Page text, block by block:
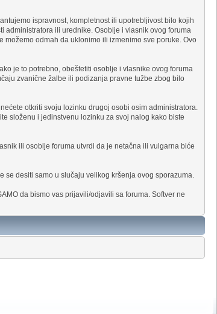
ispravnost, kompletnost ili upotrebljivost bilo kojih
administratora ili urednike. Osoblje i vlasnik ovog foruma
odmah da uklonimo ili izmenimo sve poruke. Ovo
je to potrebno, obeštetiti osoblje i vlasnike ovog foruma
zvanične žalbe ili podizanja pravne tužbe zbog bilo
otkriti svoju lozinku drugoj osobi osim administratora.
složenu i jedinstvenu lozinku za svoj nalog kako biste
ili osoblje foruma utvrdi da je netačna ili vulgarna biće
desiti samo u slučaju velikog kršenja ovog sporazuma.
da bismo vas prijavili/odjavili sa foruma. Softver ne